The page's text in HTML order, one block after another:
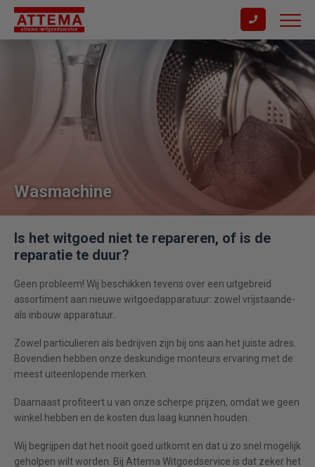
Wasmachine
Is het witgoed niet te repareren, of is de
reparatie te duur?
Geen probleem! Wij beschikken tevens over een uitgebreid
assortiment aan nieuwe witgoedapparatuur: zowel vrijstaande-
als inbouw apparatuur.
Zowel particulieren als bedrijven zijn bij ons aan het juiste adres.
Bovendien hebben onze deskundige monteurs ervaring met de
meest uiteenlopende merken.
Daarnaast profiteert u van onze scherpe prijzen, omdat we geen
winkel hebben en de kosten dus laag kunnen houden.
Wij begrijpen dat het nooit goed uitkomt en dat u zo snel mogelijk
geholpen wilt worden. Bij Attema Witgoedservice is dat zeker het